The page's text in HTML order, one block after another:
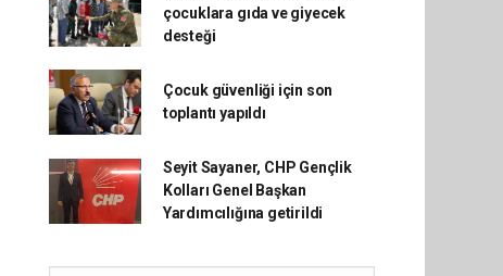
çocuklara gıda ve giyecek
desteği
Çocuk güvenliği için son
toplantı yapıldı
Seyit Sayaner, CHP Gençlik
Kolları Genel Başkan
Yardımcılığına getirildi